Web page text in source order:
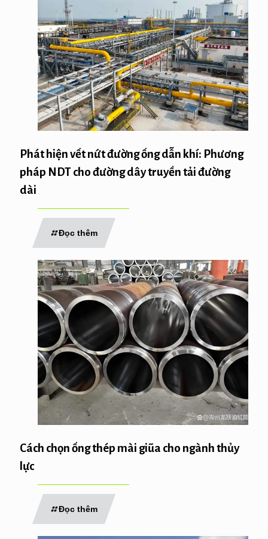
Phát hiện vết nứt đường ống dẫn khí: Phương
pháp NDT cho đường dây truyền tải đường
dài
Đọc thêm
Cách chọn ống thép mài giũa cho ngành thủy
lực
Đọc thêm